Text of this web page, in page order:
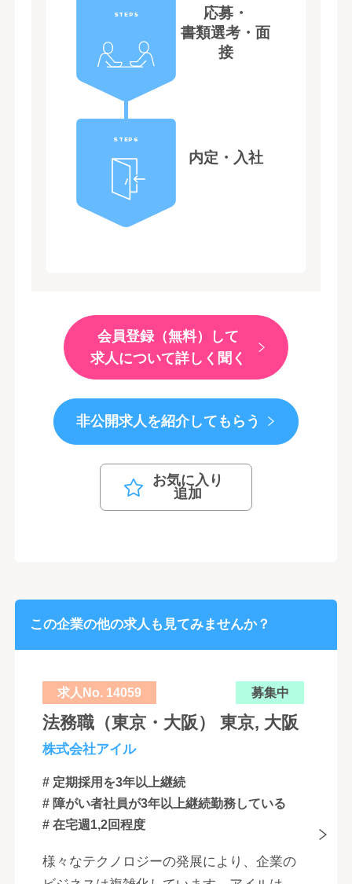
STEP5
応募・
書類選考・面
接
STEP6
内定・入社
会員登録（無料）して
求人について詳しく聞く
非公開求人を紹介してもらう
お気に入り
追加
この企業の他の求人も見てみませんか？
求人No. 14059 募集中
法務職（東京・大阪） 東京, 大阪
株式会社アイル
# 定期採用を3年以上継続
# 障がい者社員が3年以上継続勤務している
# 在宅週1,2回程度
様々なテクノロジーの発展により、企業の